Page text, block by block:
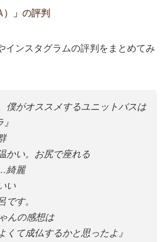
）」の評判
インスタグラムの評判をまとめてみ
僕がオススメするユニットバスは
かい。お尻で座れる
綺麗
い
です。
んの感想は
くて成仏するかと思ったよ』